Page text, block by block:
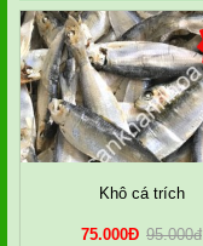
Khô cá trích
75.000Đ 95.000đ